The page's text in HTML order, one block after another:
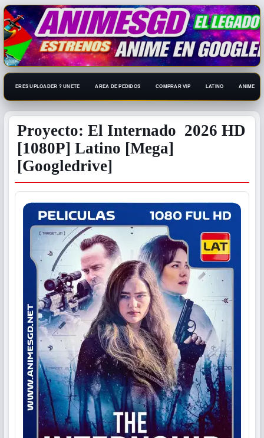
ERES UPLOADER ? UNETE AREA DE PEDIDOS COMPRAR VIP LATINO ANIME
Proyecto: El Internado 2026 HD
[1080P] Latino [Mega]
[Googledrive]